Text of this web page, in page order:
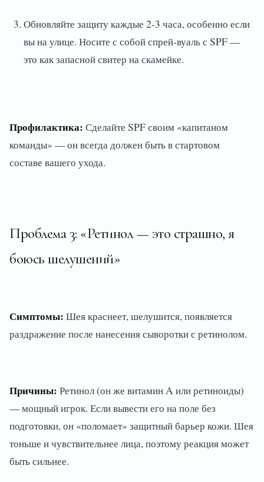
Обновляйте защиту каждые 2-3 часа, особенно если
вы на улице. Носите с собой спрей-вуаль с SPF —
это как запасной свитер на скамейке.
Профилактика: Сделайте SPF своим «капитаном
команды» — он всегда должен быть в стартовом
составе вашего ухода.
Проблема 3: «Ретинол — это страшно, я
боюсь шелушений»
Симптомы: Шея краснеет, шелушится, появляется
раздражение после нанесения сыворотки с ретинолом.
Причины: Ретинол (он же витамин A или ретиноиды)
— мощный игрок. Если вывести его на поле без
подготовки, он «поломает» защитный барьер кожи. Шея
тоньше и чувствительнее лица, поэтому реакция может
быть сильнее.